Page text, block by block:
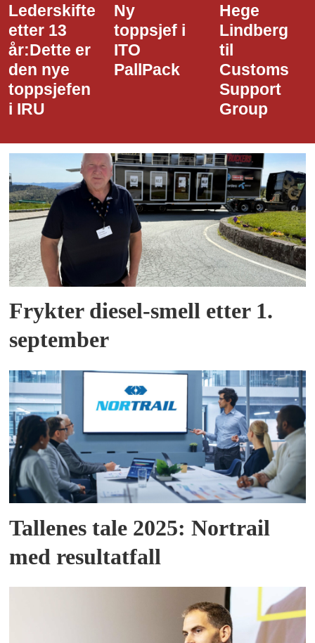
Lederskifte
etter 13
år:Dette er
den nye
toppsjefen
i IRU
Ny
toppsjef i
ITO
PallPack
Hege
Lindberg
til
Customs
Support
Group
Frykter diesel-smell etter 1.
september
Tallenes tale 2025: Nortrail
med resultatfall